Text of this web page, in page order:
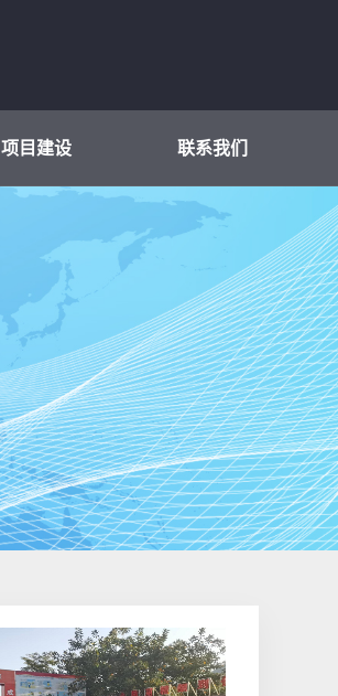
项目建设 联系我们